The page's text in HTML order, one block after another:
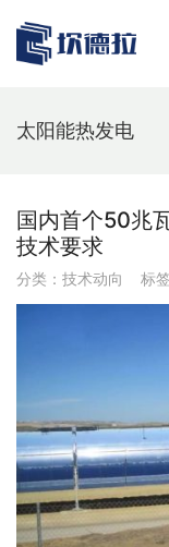
太阳能热发电
国内首个50兆
技术要求
分类： 技术动向 标签